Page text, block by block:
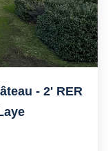
- 2' RER